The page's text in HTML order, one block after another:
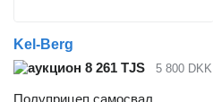
Kel-Berg
8 261 TJS
5 800 DKK
Полуприцеп самосвал